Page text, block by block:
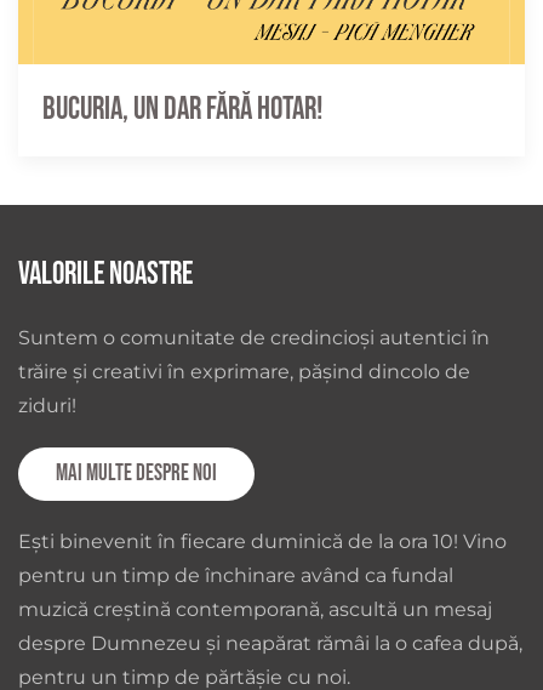
Bucuria, un dar fără hotar!
Valorile noastre
Suntem o comunitate de credincioși autentici în
trăire și creativi în exprimare, pășind dincolo de
ziduri!
Mai multe despre noi
Ești binevenit în fiecare duminică de la ora 10! Vino
pentru un timp de închinare având ca fundal
muzică creștină contemporană, ascultă un mesaj
despre Dumnezeu și neapărat rămâi la o cafea după,
pentru un timp de părtășie cu noi.